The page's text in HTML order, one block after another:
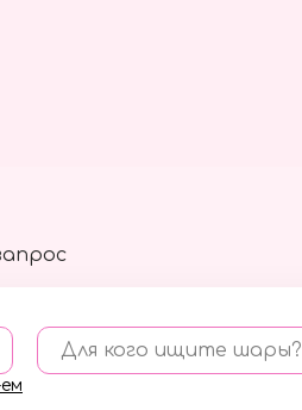
Для кого ищите шары?